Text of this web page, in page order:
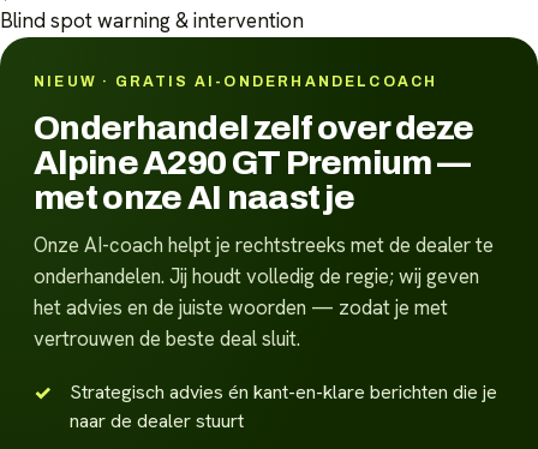
Blind spot warning & intervention
NIEUW · GRATIS AI-ONDERHANDELCOACH
Onderhandel zelf over deze
Alpine A290 GT Premium —
met onze AI naast je
Onze AI-coach helpt je rechtstreeks met de dealer te
onderhandelen. Jij houdt volledig de regie; wij geven
het advies en de juiste woorden — zodat je met
vertrouwen de beste deal sluit.
Strategisch advies én kant-en-klare berichten die je
naar de dealer stuurt